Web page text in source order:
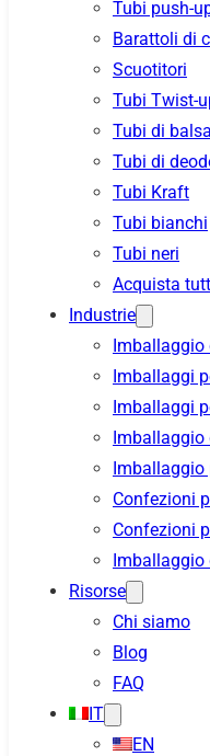
Tubi push-
Barattoli di
Scuotitori
Tubi Twist-
Tubi di
Tubi di
Tubi Kraft
Tubi bianchi
Tubi neri
Acquista
Industrie
Imballaggio
Imballaggi
Imballaggi
Imballaggio
Imballaggio
Confezioni
Confezioni
Imballaggio
Risorse
Chi siamo
Blog
FAQ
IT
EN